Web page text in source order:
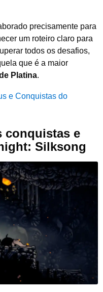
precisamente para
um roteiro claro para
todos os desafios,
que é a maior
Platina.
e Conquistas do
conquistas e
Silksong